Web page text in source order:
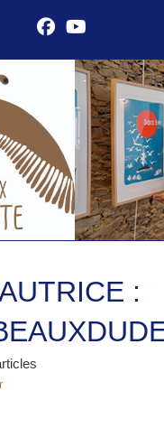
: